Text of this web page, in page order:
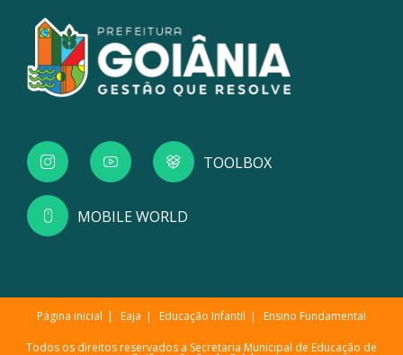
TOOLBOX
MOBILE WORLD
Página inicial Eaja Educação Infantil Ensino Fundamental
Todos os direitos reservados a Secretaria Municipal de Educação de